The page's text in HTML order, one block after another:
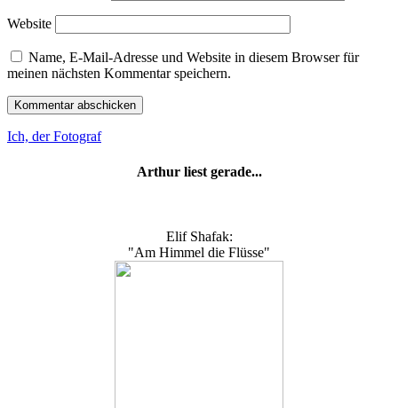
Website
Name, E-Mail-Adresse und Website in diesem Browser für
meinen nächsten Kommentar speichern.
Ich, der Fotograf
Arthur liest gerade...
Elif Shafak:
"Am Himmel die Flüsse"